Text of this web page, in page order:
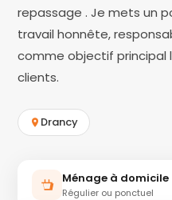
repassage . Je mets un
travail honnête,
comme objectif principal
clients.
Drancy
Ménage à domicile
Régulier ou ponctuel